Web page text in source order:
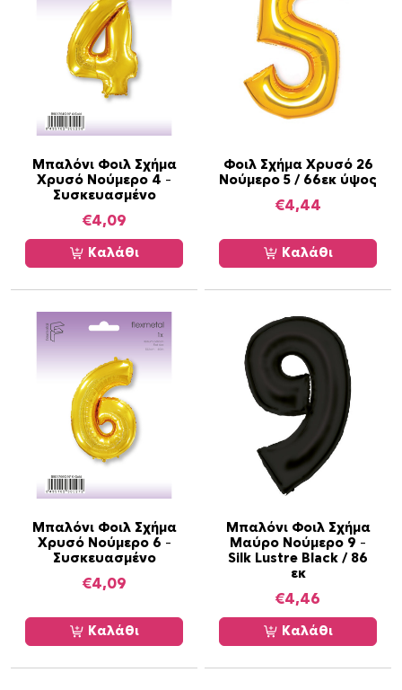
Μπαλόνι Φοιλ Σχήμα
Χρυσό Νούμερο 4 –
Συσκευασμένο
€4,09
Καλάθι
Φοιλ Σχήμα Χρυσό 26
Νούμερο 5 / 66εκ ύψος
€4,44
Καλάθι
Μπαλόνι Φοιλ Σχήμα
Χρυσό Νούμερο 6 –
Συσκευασμένο
€4,09
Καλάθι
Μπαλόνι Φοιλ Σχήμα
Μαύρο Νούμερο 9 –
Silk Lustre Black / 86
εκ
€4,46
Καλάθι